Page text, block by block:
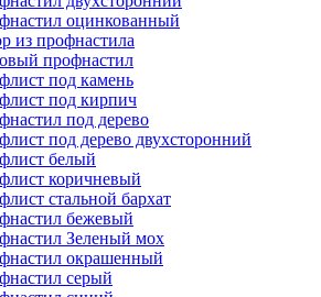
оцинкованный
из профнастила
профнастил
под камень
под кирпич
под дерево
под дерево двухсторонний
белый
коричневый
стальной бархат
бежевый
Зеленый мох
окрашенный
серый